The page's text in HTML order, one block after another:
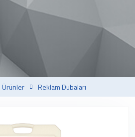
Ürünler Reklam Dubaları